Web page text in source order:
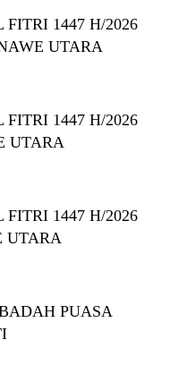
1447 H/2026
UTARA
1447 H/2026
UTARA
1447 H/2026
UTARA
PUASA